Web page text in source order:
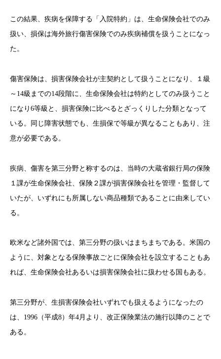
この結果、疾病を保障する「入院特約」は、生命保険会社でのみ
扱い、損保は海外旅行傷害保険でのみ疾病補償を扱うことになっ
た。
傷害保険は、損害保険会社が主契約として扱うことになり、１級
～14級までの14段階に、生命保険会社は特約としてのみ扱うこと
になり6等級と、損害保険に比べるとざっくりした分類となって
いる。同じ障害状態でも、生損保で等級が異なることもあり、注
意が必要である。
疾病、傷害を第三分野と称するのは、当時の大蔵省銀行局の保険
１課が生命保険会社、保険２課が損害保険会社を管理・監督して
いたが、いずれにも所属しない商品種類であることに由来してい
る。
欧米など諸外国では、第三分野の扱いはまちまちである。米国の
ように、対象となる保険事故ごとに保険会社を設立することもあ
れば、生命保険会社あるいは損害保険会社に扱わせる国もある。
第三分野が、生損害保険会社いずれでも扱えるようになったの
は、1996（平成8）年4月より、改正保険業法の施行以降のことで
ある。